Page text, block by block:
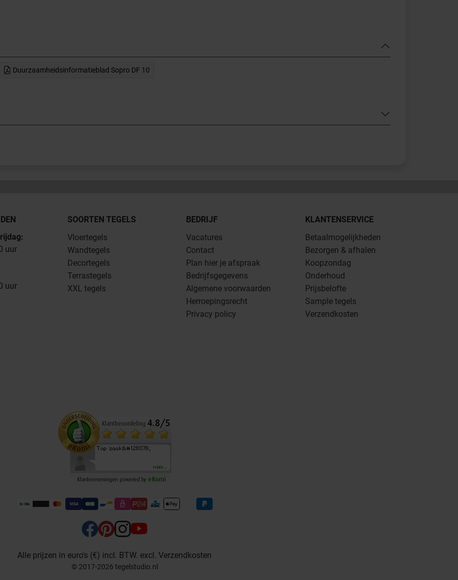
Duurzaamheidsinformatieblad Sopro DF 10
uur
uur
SOORTEN TEGELS
Vloertegels
Wandtegels
Decortegels
Terrastegels
XXL tegels
BEDRIJF
Vacatures
Contact
Plan hier je afspraak
Bedrijfsgegevens
Algemene voorwaarden
Herroepingsrecht
Privacy policy
KLANTENSERVICE
Betaalmogelijkheden
Bezorgen & afhalen
Koopzondag
Onderhoud
Prijsbelofte
Sample tegels
Verzendkosten
Alle prijzen in euro's (€) incl. BTW. excl. Verzendkosten
© 2017-2026 tegelstudio.nl